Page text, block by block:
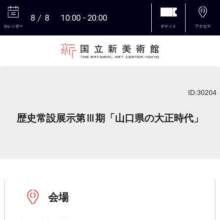
カレンダー
8 8 10:00 20:00
チケット アクセス
ID:30204
歴史常設展示第Ⅲ期「山口県の大正時代」
会場